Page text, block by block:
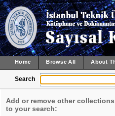
Home Browse All About
Search
Add or remove other collections
to your search: